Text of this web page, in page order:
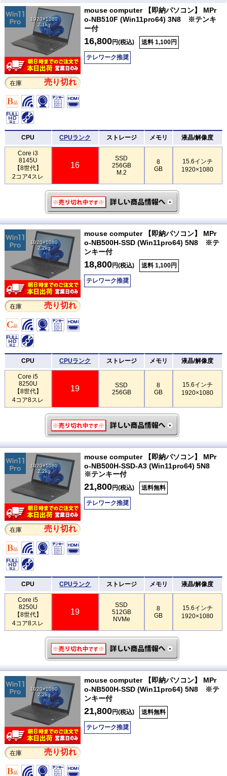
1920×1080
2.1kg
在庫 売り切れ
mouse computer 【即納パソコン】 MPr
o-NB510F (Win11pro64) 3N8 ※テンキ
ー付
16,800円(税込) 送料 1,100円
テレワーク推奨
CPU CPUランク ストレージ メモリ 液晶/解像度
Core i3
8145U
【8世代】
2コア4スレ
16
SSD
256GB
M.2
8
GB
15.6インチ
1920×1080
1920×1080
2.2kg
在庫 売り切れ
mouse computer 【即納パソコン】 MPr
o-NB500H-SSD (Win11pro64) 5N8 ※テ
ンキー付
18,800円(税込) 送料 1,100円
テレワーク推奨
CPU CPUランク ストレージ メモリ 液晶/解像度
Core i5
8250U
【8世代】
4コア8スレ
19
SSD
256GB
8
GB
15.6インチ
1920×1080
1920×1080
2.2kg
在庫 売り切れ
mouse computer 【即納パソコン】 MPr
o-NB500H-SSD-A3 (Win11pro64) 5N8
※テンキー付
21,800円(税込) 送料無料
テレワーク推奨
CPU CPUランク ストレージ メモリ 液晶/解像度
Core i5
8250U
【8世代】
4コア8スレ
19
SSD
512GB
NVMe
8
GB
15.6インチ
1920×1080
1920×1080
2.2kg
在庫 売り切れ
mouse computer 【即納パソコン】 MPr
o-NB500H-SSD (Win11pro64) 5N8 ※テ
ンキー付
21,800円(税込) 送料無料
テレワーク推奨